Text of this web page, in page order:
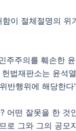
이 절체절명의
주주의를 훼손한
법재판소는 윤석
반행위에 해당한다
떤 잘못을 한
그와 그의 공모